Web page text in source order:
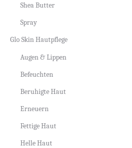
Shea Butter
Spray
Glo Skin Hautpflege
Augen & Lippen
Befeuchten
Beruhigte Haut
Erneuern
Fettige Haut
Helle Haut